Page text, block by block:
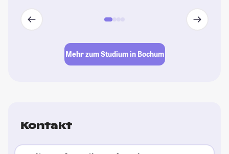
Mehr zum Studium in Bochum
Kontakt